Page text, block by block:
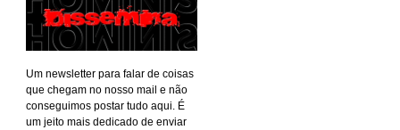
Um newsletter para falar de coisas
que chegam no nosso mail e não
conseguimos postar tudo aqui. É
um jeito mais dedicado de enviar